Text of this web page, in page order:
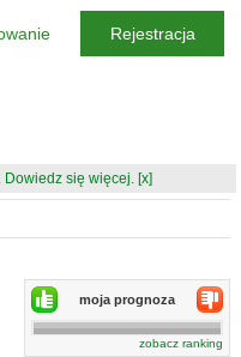
Dowiedz się więcej. [x]
moja prognoza
zobacz ranking
Rejestracja